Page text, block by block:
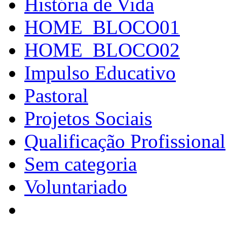
História de Vida
HOME_BLOCO01
HOME_BLOCO02
Impulso Educativo
Pastoral
Projetos Sociais
Qualificação Profissional
Sem categoria
Voluntariado